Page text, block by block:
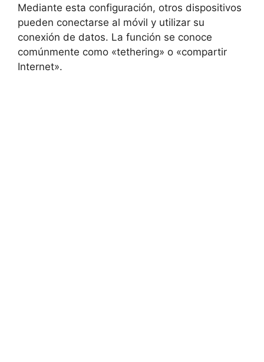
Mediante esta configuración, otros dispositivos
pueden conectarse al móvil y utilizar su
conexión de datos. La función se conoce
comúnmente como «tethering» o «compartir
Internet».